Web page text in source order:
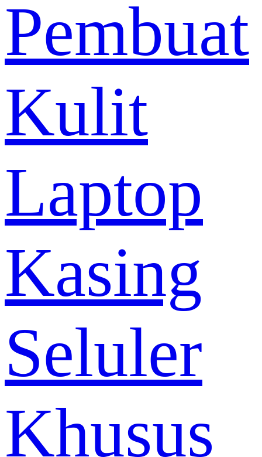
Pembuat
Kulit
Laptop
Kasing
Seluler
Khusus